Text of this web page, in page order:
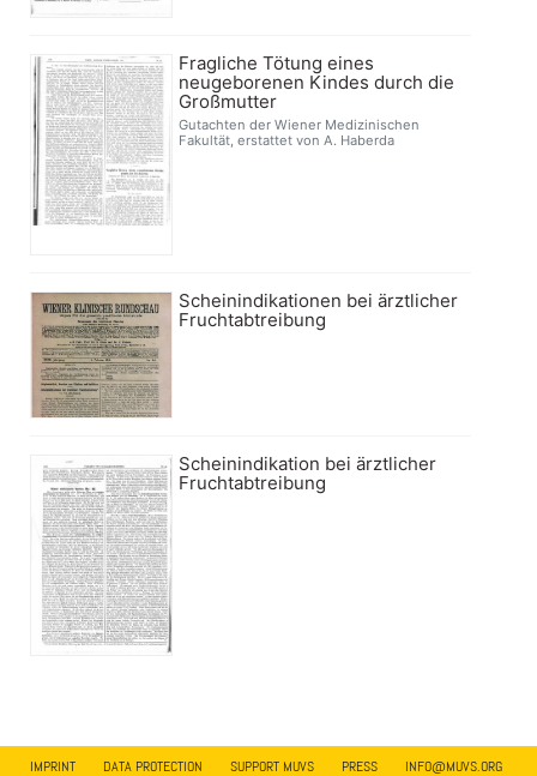
Fragliche Tötung eines
neugeborenen Kindes durch die
Großmutter
Gutachten der Wiener Medizinischen
Fakultät, erstattet von A. Haberda
Scheinindikationen bei ärztlicher
Fruchtabtreibung
Scheinindikation bei ärztlicher
Fruchtabtreibung
IMPRINT DATA PROTECTION SUPPORT MUVS PRESS INFO@MUVS.ORG